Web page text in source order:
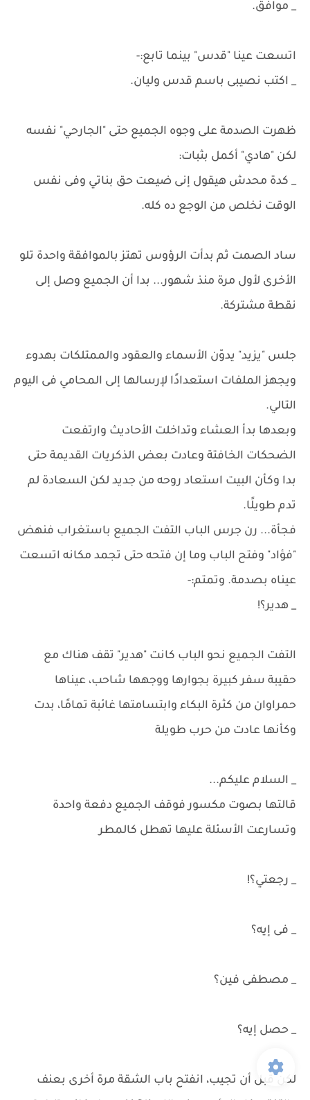
_ موافق.
اتسعت عينا "قدس" بينما تابع:-
_ اكتب نصيبى باسم قدس وليان.
ظهرت الصدمة على وجوه الجميع حتى "الجارحي" نفسه
لكن "هادي" أكمل بثبات:
_ كدة محدش هيقول إنى ضيعت حق بناتي وفى نفس
الوقت نخلص من الوجع ده كله.
ساد الصمت ثم بدأت الرؤوس تهتز بالموافقة واحدة تلو
الأخرى لأول مرة منذ شهور... بدا أن الجميع وصل إلى
نقطة مشتركة.
جلس "يزيد" يدوّن الأسماء والعقود والممتلكات بهدوء
ويجهز الملفات استعدادًا لإرسالها إلى المحامي فى اليوم
التالي.
وبعدها بدأ العشاء وتداخلت الأحاديث وارتفعت
الضحكات الخافتة وعادت بعض الذكريات القديمة حتى
بدا وكأن البيت استعاد روحه من جديد لكن السعادة لم
تدم طويلًا.
فجأة... رن جرس الباب التفت الجميع باستغراب فنهض
"فؤاد" وفتح الباب وما إن فتحه حتى تجمد مكانه اتسعت
عيناه بصدمة. وتمتم:-
_ هدير؟!
التفت الجميع نحو الباب كانت "هدير" تقف هناك مع
حقيبة سفر كبيرة بجوارها ووجهها شاحب، عيناها
حمراوان من كثرة البكاء وابتسامتها غائبة تمامًا، بدت
وكأنها عادت من حرب طويلة
_ السلام عليكم...
قالتها بصوت مكسور فوقف الجميع دفعة واحدة
وتسارعت الأسئلة عليها تهطل كالمطر
_ رجعتي؟!
_ فى إيه؟
_ مصطفى فين؟
_ حصل إيه؟
لكن قبل أن تجيب، انفتح باب الشقة مرة أخرى بعنف